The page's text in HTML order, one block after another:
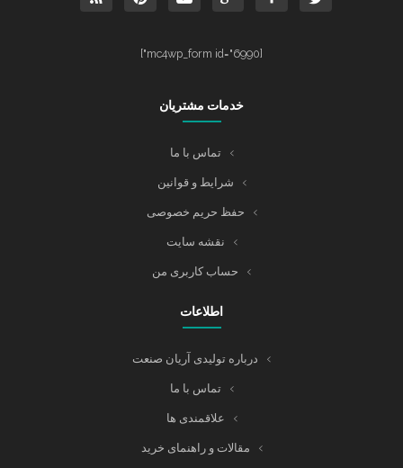
[mc4wp_form id="6990"]
خدمات مشتریان
تماس با ما
شرایط و قوانین
حفظ حریم خصوصی
نقشه سایت
حساب کاربری من
اطلاعات
درباره تولیدی آریان صنعت
تماس با ما
علاقمندی ها
مقالات و راهنمای خرید